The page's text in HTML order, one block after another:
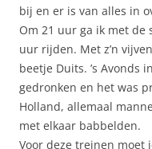
bij en er is van alles in
Om 21 uur ga ik met de
uur rijden. Met z’n
beetje Duits. ’s Avonds
gedronken en het was
Holland, allemaal
met elkaar babbelden.
Voor deze treinen moet